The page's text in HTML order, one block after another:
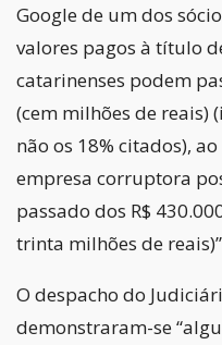
Google de um dos
valores pagos à título
catarinenses podem
(cem milhões de reais)
não os 18% citados),
empresa corruptora
passado dos R$
trinta milhões de
O despacho do
demonstraram-se